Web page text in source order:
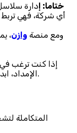
ختاما: إدارة
أي شركة، فهي تربط
ومع منصة وازن،
إذا كنت ترغب
الإمداد،لنظام وازن.